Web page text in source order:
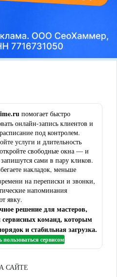
помогает быстро
онлайн-запись клиентов и
под контролем.
услуги и длительность
свободные окна — и
сами в пару кликов.
накладок, меньше
на переписки и звонки,
напоминания
явку.
решение для мастеров,
сервисных команд, которым
и стабильная загрузка.
пользоваться сервисом
САЙТЕ